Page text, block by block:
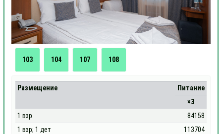
103 104 107 108
Размещение
Питание
×3
1 взр
84158
1 взр; 1 дет
113704